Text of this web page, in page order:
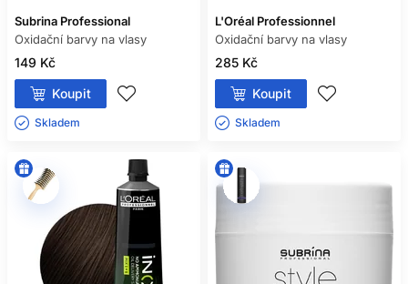
Subrina Professional
Oxidační barvy na vlasy
149 Kč
Koupit
Skladem ㅤ
L'Oréal Professionnel
Oxidační barvy na vlasy
285 Kč
Koupit
Skladem ㅤ